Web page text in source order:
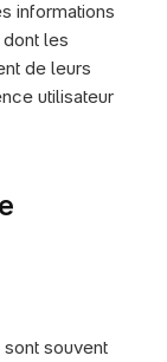
informations
les
de leurs
utilisateur
souvent